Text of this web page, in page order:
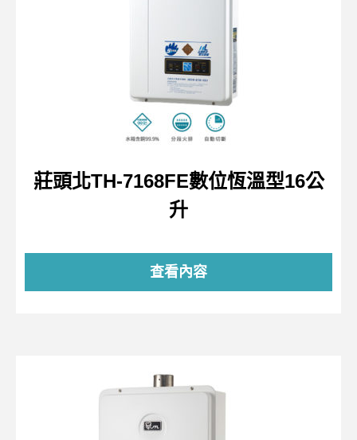
莊頭北TH-7168FE數位恆溫型16公
升
查看內容